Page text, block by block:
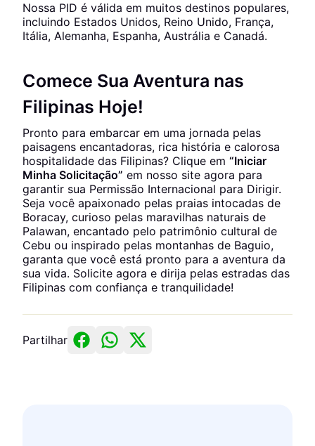
Nossa PID é válida em muitos destinos populares,
incluindo Estados Unidos, Reino Unido, França,
Itália, Alemanha, Espanha, Austrália e Canadá.
Comece Sua Aventura nas
Filipinas Hoje!
Pronto para embarcar em uma jornada pelas
paisagens encantadoras, rica história e calorosa
hospitalidade das Filipinas? Clique em “Iniciar
Minha Solicitação” em nosso site agora para
garantir sua Permissão Internacional para Dirigir.
Seja você apaixonado pelas praias intocadas de
Boracay, curioso pelas maravilhas naturais de
Palawan, encantado pelo patrimônio cultural de
Cebu ou inspirado pelas montanhas de Baguio,
garanta que você está pronto para a aventura da
sua vida. Solicite agora e dirija pelas estradas das
Filipinas com confiança e tranquilidade!
Partilhar